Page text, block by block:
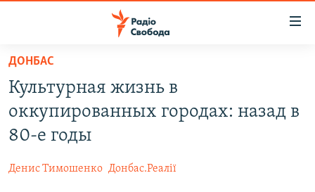
Перейти
основного
матеріалу
Перейти
до
основної
ВСЕ ЗА ДОБУ
СТАТТІ
РОСІЙСЬКА «ФІЛЬТРАЦІЯ»
ДОНБАС
Культурная жизнь в
оккупированных городах: назад в
80-е годы
Денис Тимошенко Донбас.Реалії